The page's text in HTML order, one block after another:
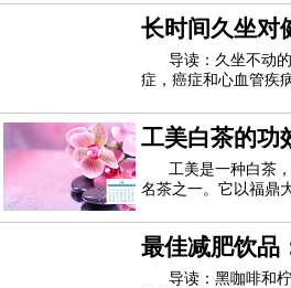
痛。尽管我们并不经
苦，但某些文化确实
理健康的“禁忌”文化
长时间久坐对
导读：久坐不动
症，癌症和心血管疾
是“坐骨病”？这是大
述因坐太久而造成的
下至少30分钟而没有
工美白茶的功
的好处
工美是一种白茶
名茶之一。它以福鼎
诱人，汤色清亮，营
以用美容养颜，还可
功效的详细介绍，大
最佳减肥饮品
导读：黑咖啡和